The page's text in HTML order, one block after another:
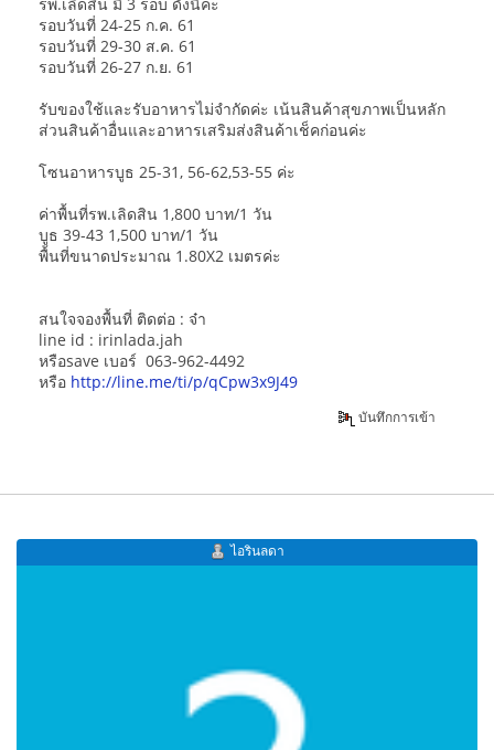
รอบวันที่ 24-25 ก.ค. 61
รอบวันที่ 29-30 ส.ค. 61
รอบวันที่ 26-27 ก.ย. 61
รับของใช้และรับอาหารไม่จำกัดค่ะ เน้นสินค้าสุขภาพเป็นหลัก
ส่วนสินค้าอื่นและอาหารเสริมส่งสินค้าเช็คก่อนค่ะ
โซนอาหารบูธ 25-31, 56-62,53-55 ค่ะ
ค่าพื้นที่รพ.เลิดสิน 1,800 บาท/1 วัน
บูธ 39-43 1,500 บาท/1 วัน
พื้นที่ขนาดประมาณ 1.80X2 เมตรค่ะ
สนใจจองพื้นที่ ติดต่อ : จ๋า
line id : irinlada.jah
หรือsave เบอร์ 063-962-4492
หรือ http://line.me/ti/p/qCpw3x9J49
บันทึกการเข้า
ไอรินลดา